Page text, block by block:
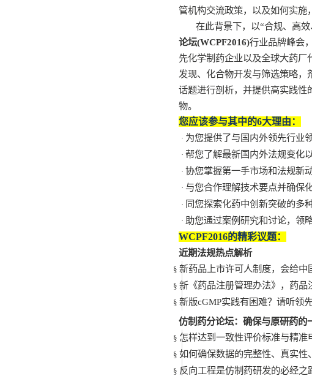
管机构交流政策，以及如何实施
在此背景下，以“合规、高
论坛(WCPF2016)行业品牌峰会
先化学制药企业以及全球大药厂
发现、化合物开发与筛选策略，
话题进行剖析，并提供高实践性
物。
您应该参与其中的6大理由：
· 为您提供了与国内外领先行业
· 帮您了解最新国内外法规变化
· 协您掌握第一手市场和法规新
· 与您合作理解技术要点并确保
· 同您探索化药中创新突破的多
· 助您通过案例研究和讨论，领
WCPF2016的精彩议题：
近期法规热点解析
§ 新药品上市许可人制度，会给中
§ 新《药品注册管理办法》，药品
§ 新版cGMP实践有困难？请听领
仿制药分论坛：确保与原研药的
§ 怎样达到一致性评价标准与精准
§ 如何确保数据的完整性、真实性
§ 反向工程是仿制药研发的必经